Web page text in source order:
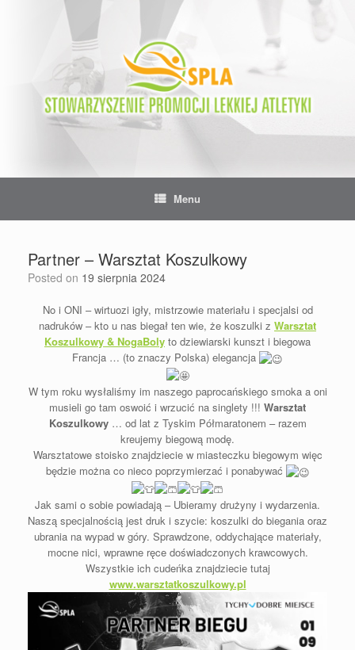
Menu
Partner – Warsztat Koszulkowy
Posted on 19 sierpnia 2024
No i ONI – wirtuozi igły, mistrzowie materiału i specjalsi od
nadruków – kto u nas biegał ten wie, że koszulki z Warsztat
Koszulkowy & NogaBoly to dziewiarski kunszt i biegowa
Francja … (to znaczy Polska) elegancja
W tym roku wysłaliśmy im naszego paprocańskiego smoka a oni
musieli go tam oswoić i wrzucić na singlety !!! Warsztat
Koszulkowy… od lat z Tyskim Półmaratonem – razem
kreujemy biegową modę.
Warsztatowe stoisko znajdziecie w miasteczku biegowym więc
będzie można co nieco poprzymierzać i ponabywać
Jak sami o sobie powiadają – Ubieramy drużyny i wydarzenia.
Naszą specjalnością jest druk i szycie: koszulki do biegania oraz
ubrania na wypad w góry. Sprawdzone, oddychające materiały,
mocne nici, wprawne ręce doświadczonych krawcowych.
Wszystkie ich cudeńka znajdziecie tutaj
www.warsztatkoszulkowy.pl